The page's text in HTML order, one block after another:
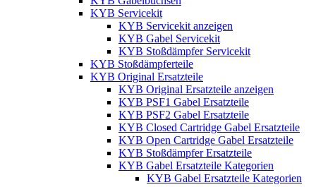
KYB Servicekit
KYB Servicekit anzeigen
KYB Gabel Servicekit
KYB Stoßdämpfer Servicekit
KYB Stoßdämpferteile
KYB Original Ersatzteile
KYB Original Ersatzteile anzeigen
KYB PSF1 Gabel Ersatzteile
KYB PSF2 Gabel Ersatzteile
KYB Closed Cartridge Gabel Ersatzteile
KYB Open Cartridge Gabel Ersatzteile
KYB Stoßdämpfer Ersatzteile
KYB Gabel Ersatzteile Kategorien
KYB Gabel Ersatzteile Kategorien